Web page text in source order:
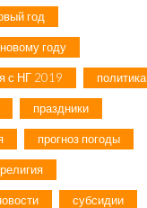
год
году
с НГ 2019 политика
праздники
прогноз погоды
религия
субсидии